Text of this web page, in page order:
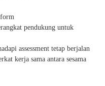
pendukung untuk
assessment tetap berjalan
kerja sama antara sesama